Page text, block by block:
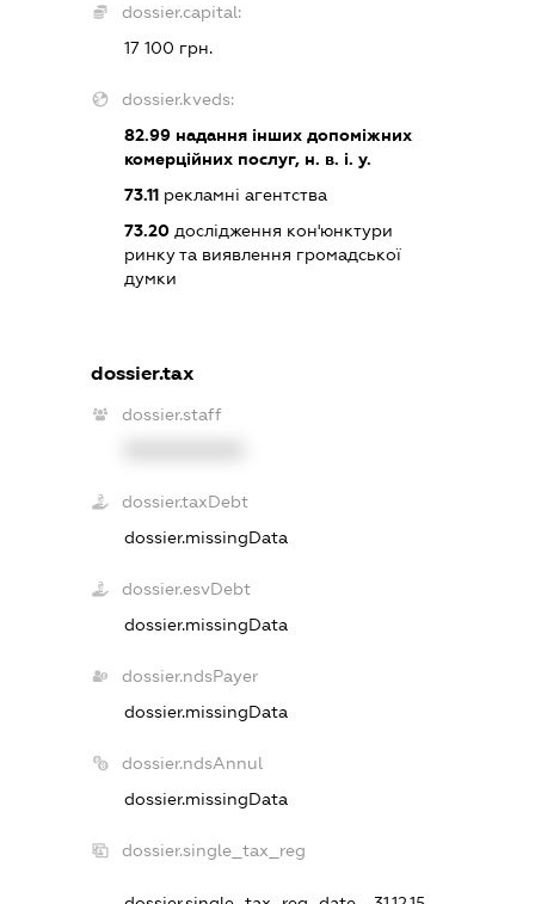
dossier.capital:
17 100 грн.
dossier.kveds:
82.99 надання інших допоміжних
комерційних послуг, н. в. і. у.
73.11 рекламні агентства
73.20 дослідження кон'юнктури
ринку та виявлення громадської
думки
dossier.tax
dossier.staff
dossier.taxDebt
dossier.missingData
dossier.esvDebt
dossier.missingData
dossier.ndsPayer
dossier.missingData
dossier.ndsAnnul
dossier.missingData
dossier.single_tax_reg